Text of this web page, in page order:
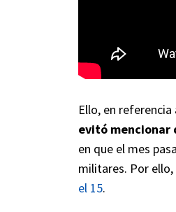
Ello, en
evitó mencionar
en que el mes
militares. Por ello,
el 15.